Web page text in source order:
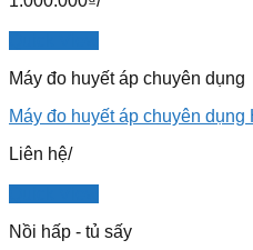
Máy đo huyết áp chuyên dụng
Máy đo huyết áp chuyên dụng
Liên hệ/
Nồi hấp - tủ sấy